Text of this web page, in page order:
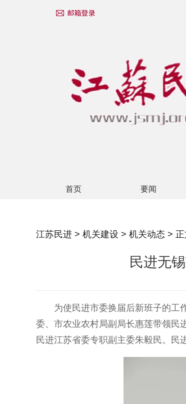
首页 要闻
江苏民进 > 机关建设 > 机关动态 > 正
民进无
为使民进市委换届后新班子的工作
委、市农业农村局副局长惠莲带领民
民进江苏省委专职副主委朱毅民。民